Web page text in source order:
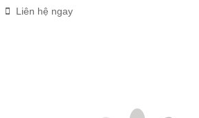
Liên hệ ngay